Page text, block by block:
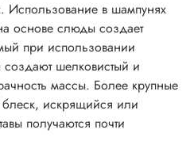
1:10 до 3:10 по массе (на
бесцветной прозрачной
и т.д.)
зависят от желаемого
желаете проявить свойства
Использование в шампунях
основе слюды создает
при использовании
создают шелковистый и
массы. Более крупные
искрящийся или
получаются почти